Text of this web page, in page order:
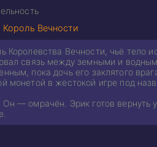
Король Вечности
Королевства Вечности, чьё тело
связь между земными и
пока дочь его заклятого
монетой в жестокой игре под
— омрачён. Эрик готов вернуть